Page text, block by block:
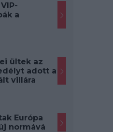
a
ültek az
adott a
villára
Európa
normává